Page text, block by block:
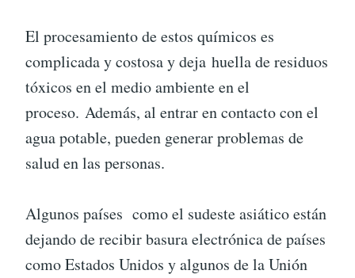
El procesamiento de estos químicos es
complicada y costosa y deja huella de residuos
tóxicos en el medio ambiente en el
proceso. Además, al entrar en contacto con el
agua potable, pueden generar problemas de
salud en las personas.
Algunos países como el sudeste asiático están
dejando de recibir basura electrónica de países
como Estados Unidos y algunos de la Unión